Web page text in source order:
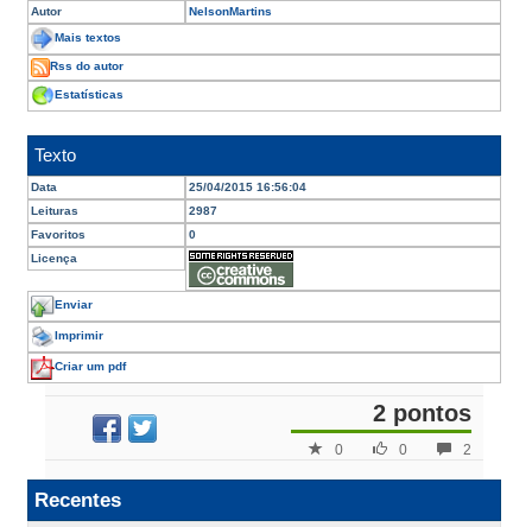
Autor NelsonMartins
Mais textos
Rss do autor
Estatísticas
Texto
Data
25/04/2015 16:56:04
Leituras
2987
Favoritos
0
Licença
Enviar
Imprimir
Criar um pdf
2 pontos
2
0
0
Recentes